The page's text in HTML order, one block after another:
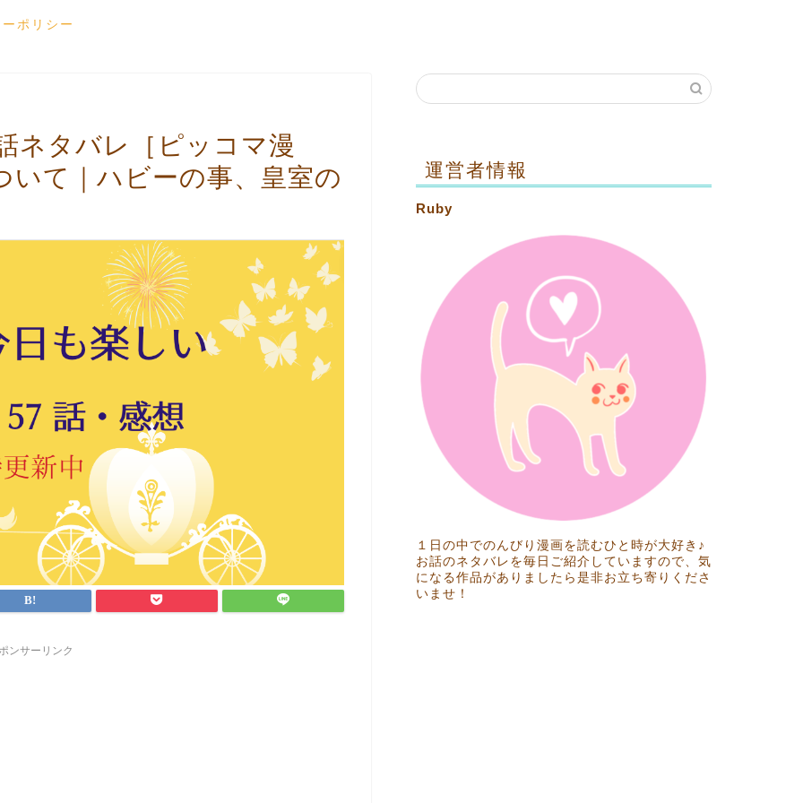
ポリシー
ネタバレ［ピッコマ漫
いて｜ハビーの事、皇室の
ンサーリンク
運営者情報
Ruby
１日の中でのんびり漫画を読むひと時が大好き♪
お話のネタバレを毎日ご紹介していますので、気
になる作品がありましたら是非お立ち寄りくださ
いませ！